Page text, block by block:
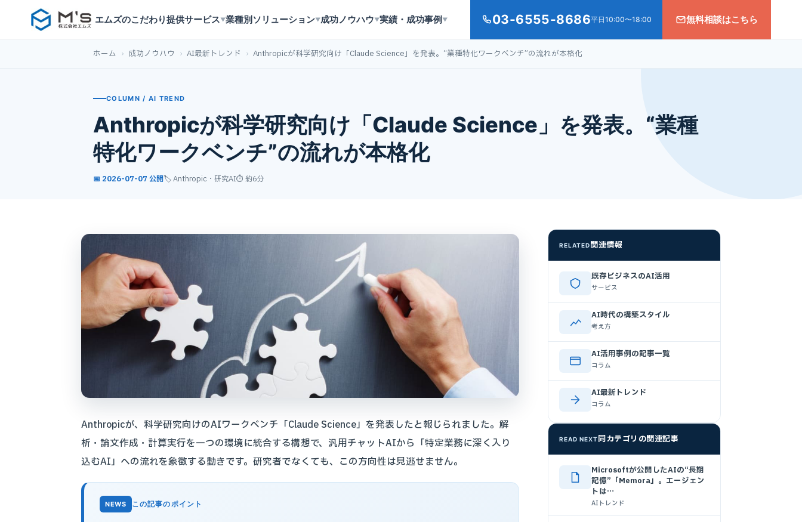
エムズのこだわり提供サービス▼業種別ソリューション▼成功ノウハウ▼実績・成功事例 ▼ 03-6555-8686平日10:00〜18:00 無料相談はこちら
ホーム › 成功ノウハウ › AI最新トレンド › Anthropicが科学研究向け「Claude Science」を発表。“業種特化ワークベンチ”の流れが本格化
COLUMN / AI TREND
Anthropicが科学研究向け「Claude Science」を発表。“業種
特化ワークベンチ”の流れが本格化
📅 2026-07-07 公開🏷️ Anthropic・研究AI⏱ 約6分
Anthropicが、科学研究向けのAIワークベンチ「Claude Science」を発表したと報じられました。解
析・論文作成・計算実行を一つの環境に統合する構想で、汎用チャットAIから「特定業務に深く入り
込むAI」への流れを象徴する動きです。研究者でなくても、この方向性は見逃せません。
この記事のポイント
RELATED関連情報
既存ビジネスのAI活用
サービス
AI時代の構築スタイル
考え方
AI活用事例の記事一覧
コラム
AI最新トレンド
コラム
READ NEXT同カテゴリの関連記事
Microsoftが公開したAIの“長期
記憶”「Memora」。エージェン
トは…
AIトレンド